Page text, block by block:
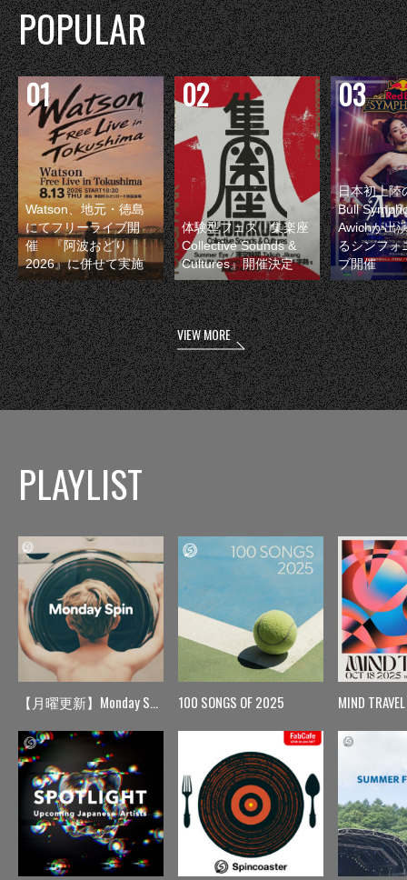
POPULAR
Watson、地元・徳島
にてフリーライブ開
催 『阿波おどり
2026』に併せて実施
体験型フェス『集楽座
Collective Sounds &
Cultures』開催決定
日本初上陸
Bull
Awichが出
るシンフォ
ブ開催
VIEW MORE
PLAYLIST
【月曜更新】Monday Spin 100 SONGS OF 2025 MIND TRAVEL